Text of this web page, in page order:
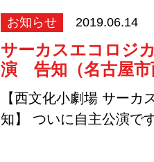
お知らせ 2019.06.14
サーカスエコロジ
演 告知（名古屋市
【西文化小劇場 サーカ
知】 ついに自主公演で